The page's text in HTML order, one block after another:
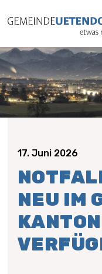
NEU IM
17. Juni 2026